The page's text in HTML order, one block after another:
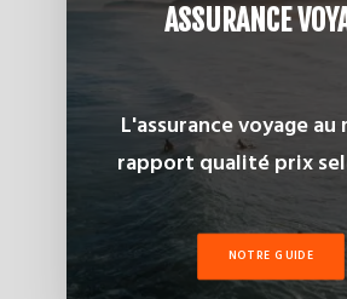
ASSURANCE
L'assurance voyage
rapport qualité prix
NOTRE GUIDE